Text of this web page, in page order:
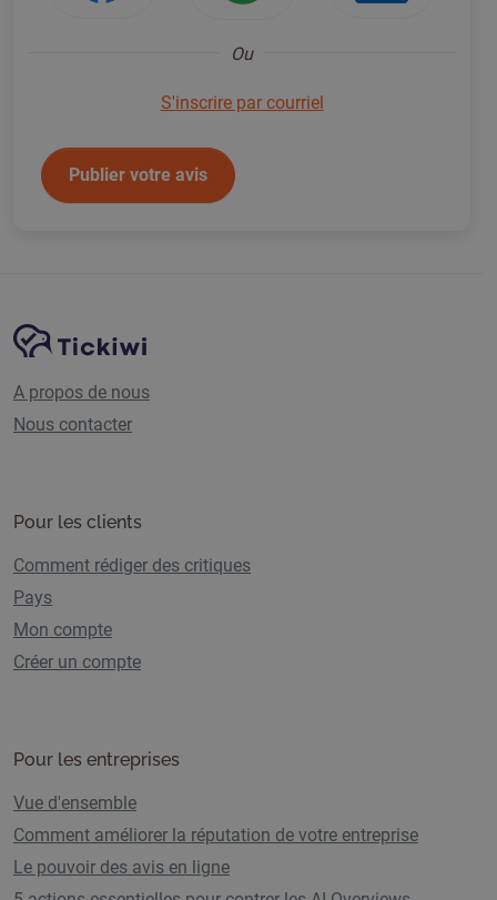
Ou
S'inscrire par courriel
Publier votre avis
Navigation du sitePlate-forme Tickiwi
A propos de nous
Nous contacter
Pour les clients
Comment rédiger des critiques
Pays
Mon compte
Créer un compte
Pour les entreprises
Vue d'ensemble
Comment améliorer la réputation de votre entreprise
Le pouvoir des avis en ligne